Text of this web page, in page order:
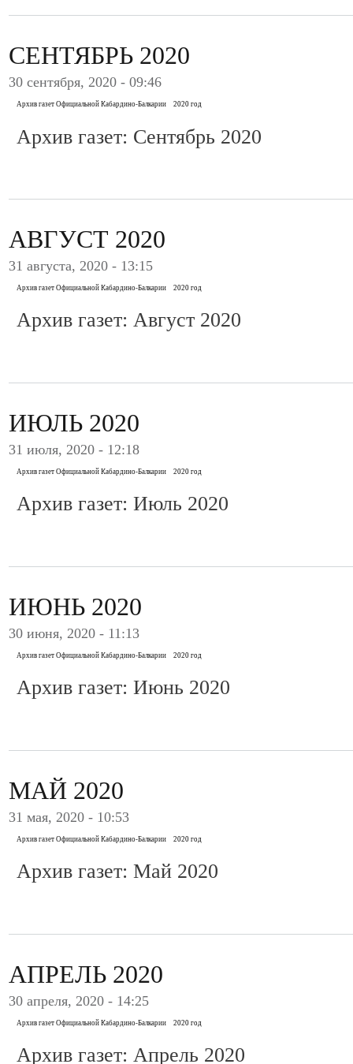
СЕНТЯБРЬ 2020
30 сентября, 2020 - 09:46
Архив газет Официальной Кабардино-Балкарии 2020 год
Архив газет: Сентябрь 2020
АВГУСТ 2020
31 августа, 2020 - 13:15
Архив газет Официальной Кабардино-Балкарии 2020 год
Архив газет: Август 2020
ИЮЛЬ 2020
31 июля, 2020 - 12:18
Архив газет Официальной Кабардино-Балкарии 2020 год
Архив газет: Июль 2020
ИЮНЬ 2020
30 июня, 2020 - 11:13
Архив газет Официальной Кабардино-Балкарии 2020 год
Архив газет: Июнь 2020
МАЙ 2020
31 мая, 2020 - 10:53
Архив газет Официальной Кабардино-Балкарии 2020 год
Архив газет: Май 2020
АПРЕЛЬ 2020
30 апреля, 2020 - 14:25
Архив газет Официальной Кабардино-Балкарии 2020 год
Архив газет: Апрель 2020